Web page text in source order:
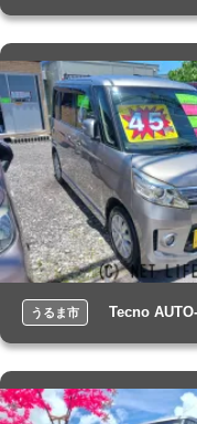
うるま市 Tecno